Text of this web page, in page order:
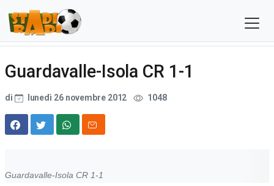
Guardavalle-Isola CR 1-1
di lunedì 26 novembre 2012 1048
Guardavalle-Isola CR 1-1